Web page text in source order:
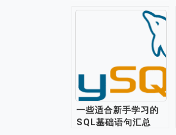
一些适合新手学习的
SQL基础语句汇总